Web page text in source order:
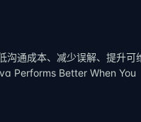
通成本、减少误解、提升可
Performs Better When You